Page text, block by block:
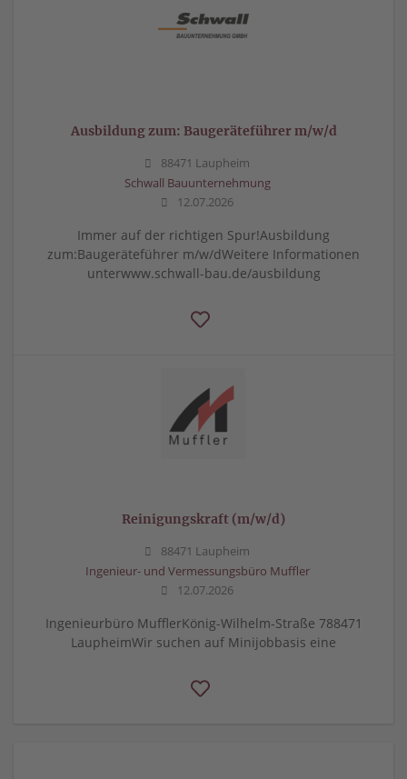
Ausbildung zum: Baugeräteführer m/w/d
88471 Laupheim
Schwall Bauunternehmung
12.07.2026
Immer auf der richtigen Spur!Ausbildung
zum:Baugeräteführer m/w/dWeitere Informationen
unterwww.schwall-bau.de/ausbildung
Reinigungskraft (m/w/d)
88471 Laupheim
Ingenieur- und Vermessungsbüro Muffler
12.07.2026
Ingenieurbüro MufflerKönig-Wilhelm-Straße 788471
LaupheimWir suchen auf Minijobbasis eine